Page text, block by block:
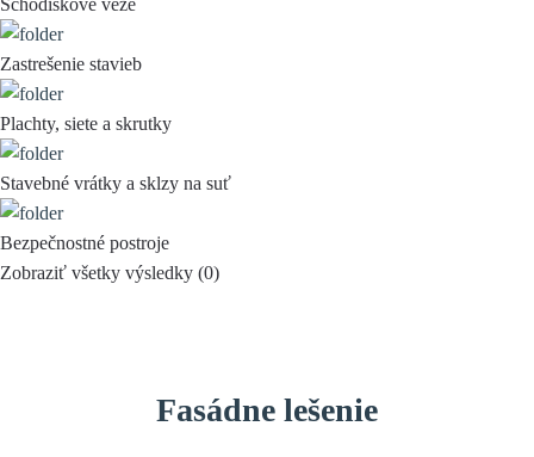
Zastrešenie stavieb
Plachty, siete a skrutky
Stavebné vrátky a sklzy na suť
Bezpečnostné postroje
Zobraziť všetky výsledky (0)
Fasádne lešenie